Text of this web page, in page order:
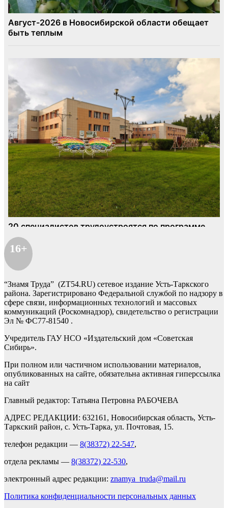
16+
“Знамя Труда” (ZT54.RU) сетевое издание Усть-Таркского
района. Зарегистрировано Федеральной службой по надзору в
сфере связи, информационных технологий и массовых
коммуникаций (Роскомнадзор), свидетельство о регистрации
Эл № ФС77-81540 .
Учредитель ГАУ НСО «Издательский дом «Советская
Сибирь».
При полном или частичном использовании материалов,
опубликованных на сайте, обязательна активная гиперссылка
на сайт
Главный редактор: Татьяна Петровна РАБОЧЕВА
АДРЕС РЕДАКЦИИ: 632161, Новосибирская область, Усть-
Таркский район, с. Усть-Тарка, ул. Почтовая, 15.
телефон редакции — 8(38372) 22-547,
отдела рекламы — 8(38372) 22-530,
электронный адрес редакции: znamya_truda@mail.ru
Политика конфиденциальности персональных данных